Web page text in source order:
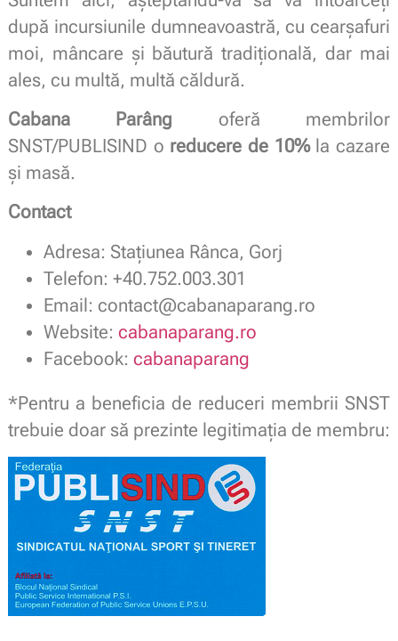
după incursiunile dumneavoastră, cu cearșafuri
moi, mâncare și băutură tradițională, dar mai
ales, cu multă, multă căldură.
Cabana Parâng oferă membrilor
SNST/PUBLISIND o reducere de 10%la cazare
și masă.
Contact
Adresa: Stațiunea Rânca, Gorj
Telefon: +40.752.003.301
Email: contact@cabanaparang.ro
Website: cabanaparang.ro
Facebook: cabanaparang
*Pentru a beneficia de reduceri membrii SNST
trebuie doar să prezinte legitimaţia de membru: